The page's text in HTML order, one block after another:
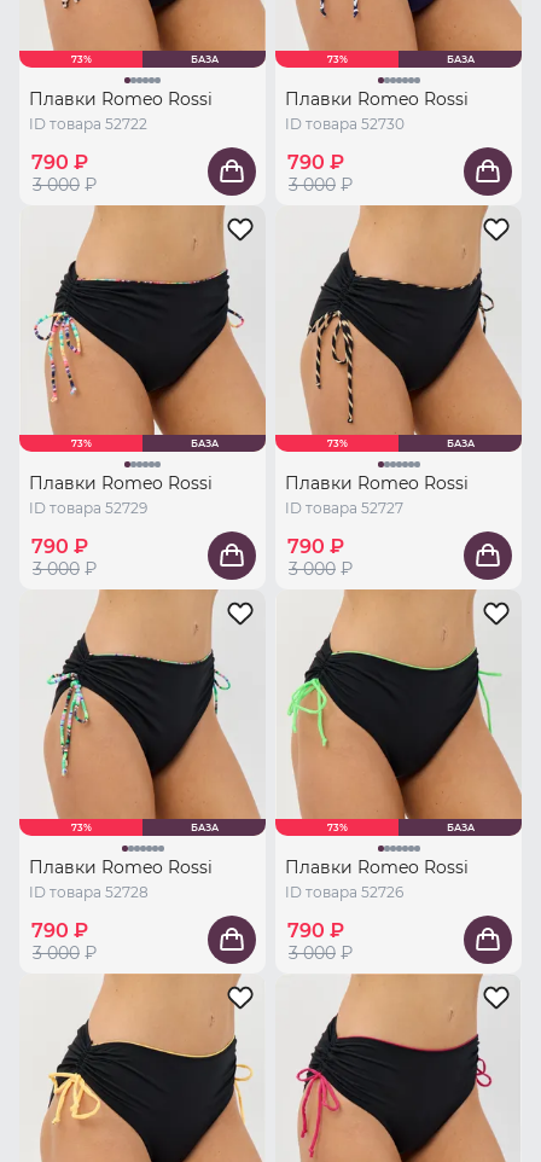
73% БАЗА
Плавки Romeo Rossi
ID товара 52722
790 ₽
3 000 ₽
73% БАЗА
Плавки Romeo Rossi
ID товара 52730
790 ₽
3 000 ₽
73% БАЗА
Плавки Romeo Rossi
ID товара 52729
790 ₽
3 000 ₽
73% БАЗА
Плавки Romeo Rossi
ID товара 52727
790 ₽
3 000 ₽
73% БАЗА
Плавки Romeo Rossi
ID товара 52728
790 ₽
3 000 ₽
73% БАЗА
Плавки Romeo Rossi
ID товара 52726
790 ₽
3 000 ₽